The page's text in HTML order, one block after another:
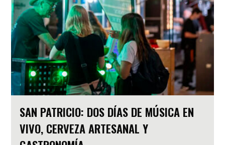
SAN PATRICIO: DOS DÍAS DE MÚSICA EN
VIVO, CERVEZA ARTESANAL Y